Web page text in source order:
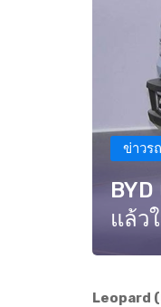
ข่าวร
แล้ว
Leopard (